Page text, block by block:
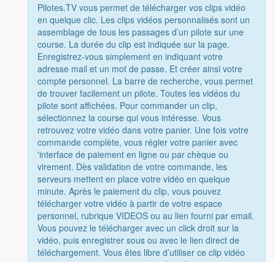
Pilotes.TV vous permet de télécharger vos clips vidéo
en quelque clic. Les clips vidéos personnalisés sont un
assemblage de tous les passages d’un pilote sur une
course. La durée du clip est indiquée sur la page.
Enregistrez-vous simplement en indiquant votre
adresse mail et un mot de passe. Et créer ainsi votre
compte personnel. La barre de recherche, vous permet
de trouver facilement un pilote. Toutes les vidéos du
pilote sont affichées. Pour commander un clip,
sélectionnez la course qui vous intéresse. Vous
retrouvez votre vidéo dans votre panier. Une fois votre
commande complète, vous régler votre panier avec
'interface de paiement en ligne ou par chèque ou
virement. Dès validation de votre commande, les
serveurs mettent en place votre vidéo en quelque
minute. Après le paiement du clip, vous pouvez
télécharger votre vidéo à partir de votre espace
personnel, rubrique VIDEOS ou au lien fourni par email.
Vous pouvez le télécharger avec un click droit sur la
vidéo, puis enregistrer sous ou avec le lien direct de
téléchargement. Vous êtes libre d’utiliser ce clip vidéo